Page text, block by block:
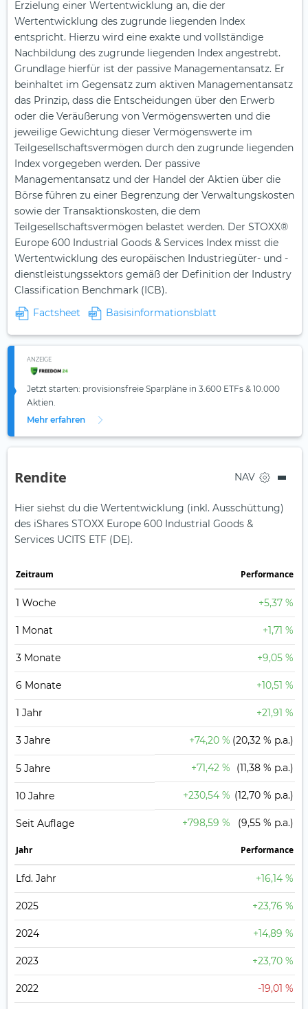
Erzielung einer Wertentwicklung an, die der
Wertentwicklung des zugrunde liegenden Index
entspricht. Hierzu wird eine exakte und vollständige
Nachbildung des zugrunde liegenden Index angestrebt.
Grundlage hierfür ist der passive Managementansatz. Er
beinhaltet im Gegensatz zum aktiven Managementansatz
das Prinzip, dass die Entscheidungen über den Erwerb
oder die Veräußerung von Vermögenswerten und die
jeweilige Gewichtung dieser Vermögenswerte im
Teilgesellschaftsvermögen durch den zugrunde liegenden
Index vorgegeben werden. Der passive
Managementansatz und der Handel der Aktien über die
Börse führen zu einer Begrenzung der Verwaltungskosten
sowie der Transaktionskosten, die dem
Teilgesellschaftsvermögen belastet werden. Der STOXX®
Europe 600 Industrial Goods & Services Index misst die
Wertentwicklung des europäischen Industriegüter- und -
dienstleistungssektors gemäß der Definition der Industry
Classification Benchmark (ICB).
Factsheet
Basisinformationsblatt
ANZEIGE
Jetzt starten: provisionsfreie Sparpläne in 3.600 ETFs & 10.000
Aktien.
Mehr erfahren
Rendite NAV
Hier siehst du die Wertentwicklung (inkl. Ausschüttung)
des iShares STOXX Europe 600 Industrial Goods &
Services UCITS ETF (DE).
Zeit­raum Perfor­mance
1 Woche +5,37 %
1 Monat +1,71 %
3 Monate +9,05 %
6 Monate +10,51 %
1 Jahr +21,91 %
3 Jahre +74,20 % (20,32 % p.a.)
5 Jahre +71,42 % (11,38 % p.a.)
10 Jahre +230,54 % (12,70 % p.a.)
Seit Auflage +798,59 % (9,55 % p.a.)
Jahr Perfor­mance
Lfd. Jahr +16,14 %
2025 +23,76 %
2024 +14,89 %
2023 +23,70 %
2022 -19,01 %